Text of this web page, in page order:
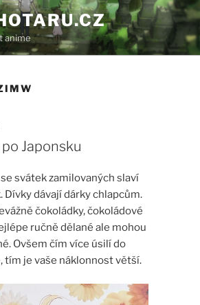
anime
Japonsku
svátek zamilovaných slaví
Dívky dávají dárky chlapcům.
čokoládky, čokoládové
ručně dělané ale mohou
Ovšem čím více úsilí do
tím je vaše náklonnost větší.